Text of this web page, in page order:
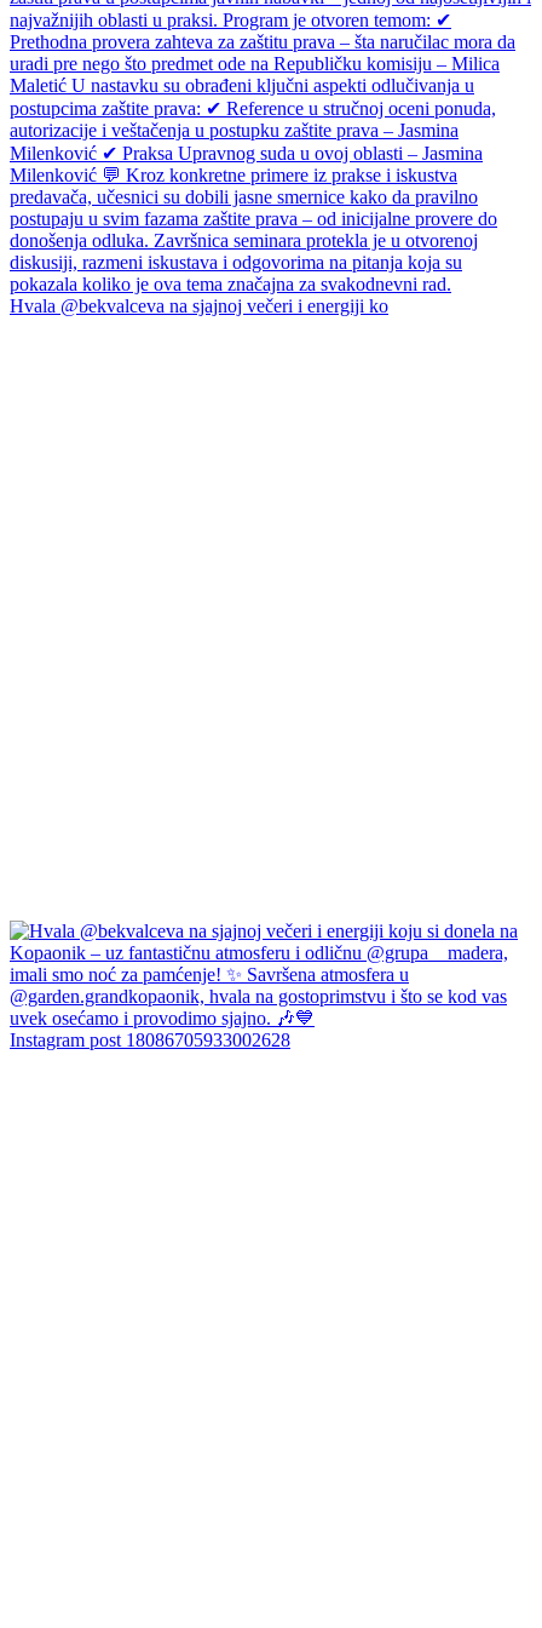
Hvala @bekvalceva na sjajnoj večeri i energiji ko
Instagram post 18086705933002628